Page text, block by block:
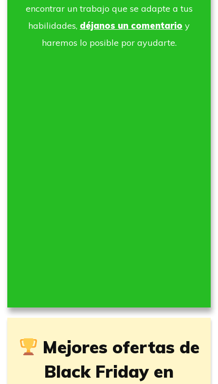
encontrar un trabajo que se adapte a tus
habilidades, déjanos un comentario y
haremos lo posible por ayudarte.
Mejores ofertas de
Black Friday en